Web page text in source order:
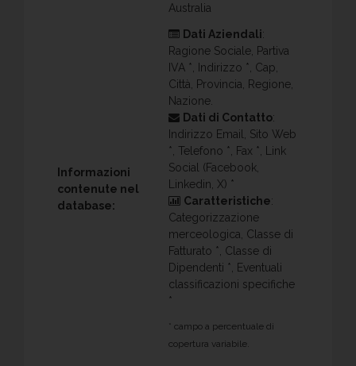
Australia
Informazioni
contenute nel
database:
Dati Aziendali:
Ragione Sociale, Partiva
IVA *, Indirizzo *, Cap,
Città, Provincia, Regione,
Nazione.
Dati di Contatto:
Indirizzo Email, Sito Web
*, Telefono *, Fax *, Link
Social (Facebook,
Linkedin, X) *
Caratteristiche:
Categorizzazione
merceologica, Classe di
Fatturato *, Classe di
Dipendenti *, Eventuali
classificazioni specifiche
*
* campo a percentuale di
copertura variabile.